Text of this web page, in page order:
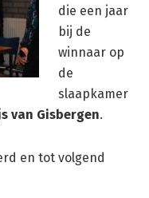
die een jaar
bij de
winnaar op
de
slaapkamer
van Gisbergen.
en tot volgend